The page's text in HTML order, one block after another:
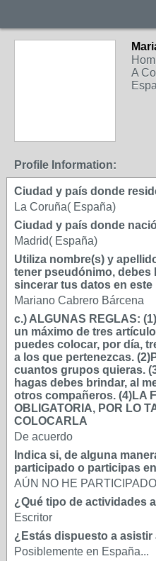
A
Profile Information:
Ciudad y país donde
La Coruña( España)
Ciudad y país donde
Madrid( España)
Utiliza nombre(s) y
tener pseudónimo, debes
sincerar tus datos en este
Mariano Cabrero Bárcena
c.) ALGUNAS REGLAS:
un máximo de tres
puedes colocar, por día,
a los que pertenezcas.
cuantos grupos quieras.
hagas debes brindar, al
otros compañeros. (4)LA
OBLIGATORIA, POR LO
COLOCARLA
De acuerdo
Indica si, de alguna
participado o participas
AÚN NO HE PARTICIPADO
¿Qué tipo de actividades
Escritor
¿Estás dispuesto a
Posiblemente en España...